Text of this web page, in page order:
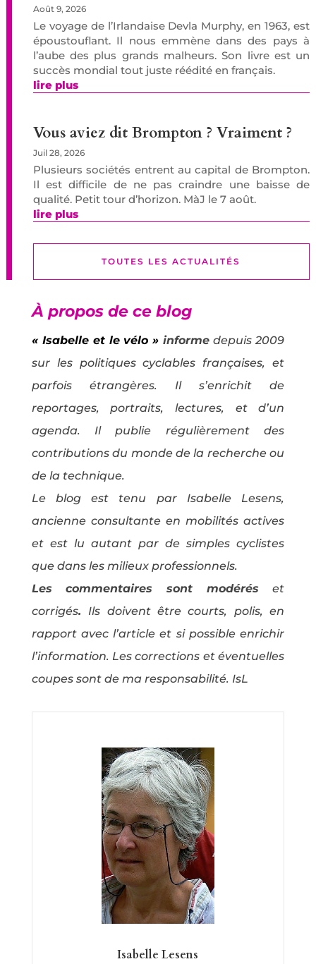
Août 9, 2026
Le voyage de l’Irlandaise Devla Murphy, en 1963, est
époustouflant. Il nous emmène dans des pays à
l’aube des plus grands malheurs. Son livre est un
succès mondial tout juste réédité en français.
lire plus
Vous aviez dit Brompton ? Vraiment ?
Juil 28, 2026
Plusieurs sociétés entrent au capital de Brompton.
Il est difficile de ne pas craindre une baisse de
qualité. Petit tour d’horizon. MàJ le 7 août.
lire plus
TOUTES LES ACTUALITÉS
À propos de ce blog
« Isabelle et le vélo » informe depuis 2009
sur les politiques cyclables françaises, et
parfois étrangères. Il s’enrichit de
reportages, portraits, lectures, et d’un
agenda. Il publie régulièrement des
contributions du monde de la recherche ou
de la technique.
Le blog est tenu par Isabelle Lesens,
ancienne consultante en mobilités actives
et est lu autant par de simples cyclistes
que dans les milieux professionnels.
Les commentaires sont modéréset
corrigés. Ils doivent être courts, polis, en
rapport avec l’article et si possible enrichir
l’information. Les corrections et éventuelles
coupes sont de ma responsabilité. IsL
Isabelle Lesens